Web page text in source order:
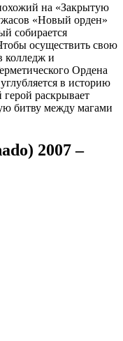
на «Закрытую
«Новый орден»
собирается
осуществить свою
колледж и
Ордена
в историю
раскрывает
битву между магами
2007 –